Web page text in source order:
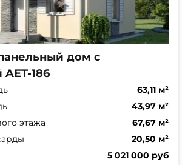
дом с
186
63,11 м²
43,97 м²
этажа
67,67 м²
20,50 м²
5 021 000 руб